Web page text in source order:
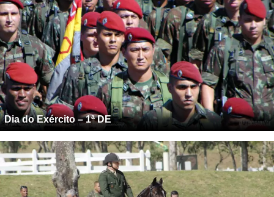
Dia do Exército – 1ª DE